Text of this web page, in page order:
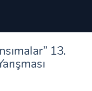
13.